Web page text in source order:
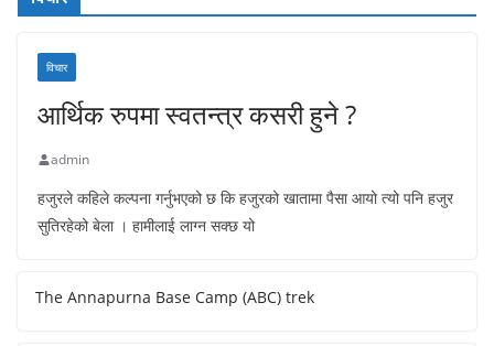
विचार
आर्थिक रुपमा स्वतन्त्र कसरी हुने ?
admin
हजुरले कहिले कल्पना गर्नुभएको छ कि हजुरको खातामा पैसा आयो त्यो पनि हजुर
सुतिरहेको बेला । हामीलाई लाग्न सक्छ यो
The Annapurna Base Camp (ABC) trek